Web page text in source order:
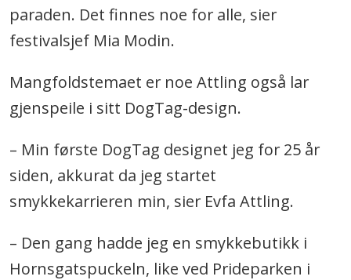
paraden. Det finnes noe for alle, sier
festivalsjef Mia Modin.
Mangfoldstemaet er noe Attling også lar
gjenspeile i sitt DogTag-design.
– Min første DogTag designet jeg for 25 år
siden, akkurat da jeg startet
smykkekarrieren min, sier Evfa Attling.
– Den gang hadde jeg en smykkebutikk i
Hornsgatspuckeln, like ved Prideparken i